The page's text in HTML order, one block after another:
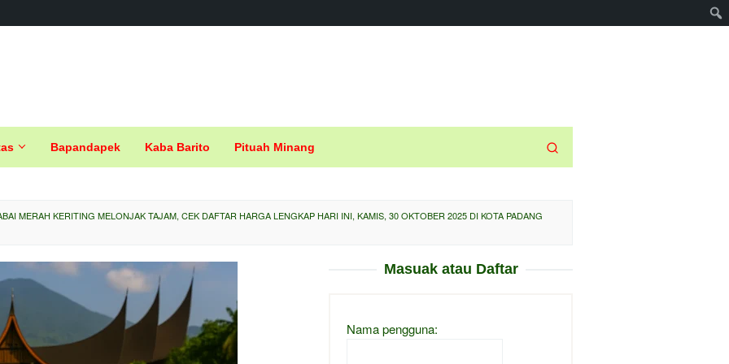
Bapandapek Kaba Barito Pituah Minang
MERAH KERITING MELONJAK TAJAM, CEK DAFTAR HARGA LENGKAP HARI INI, KAMIS, 30 OKTOBER 2025 DI KOTA PADANG
Masuak atau Daftar
Nama pengguna: